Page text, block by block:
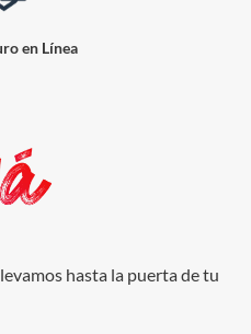
en Línea
hasta la puerta de tu